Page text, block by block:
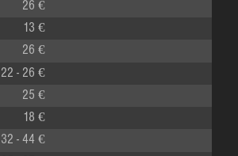
26 €
13 €
26 €
22 - 26 €
25 €
18 €
32 - 44 €